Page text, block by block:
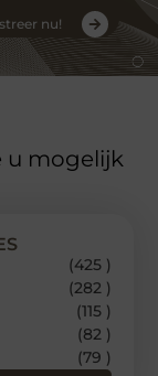
nu!
u mogelijk
(425 )
(282 )
(115 )
(82 )
(79 )